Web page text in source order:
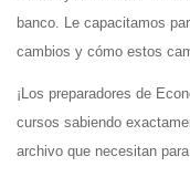
banco. Le capacitamos
cambios y cómo estos
¡Los preparadores de
cursos sabiendo
archivo que necesitan